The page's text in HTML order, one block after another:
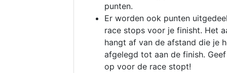
punten.
Er worden ook punten
race stops voor je finisht. Het
hangt af van de afstand die je
afgelegd tot aan de finish.
op voor de race stopt!